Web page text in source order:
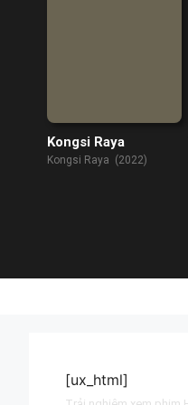
Kongsi Raya
Kongsi Raya (2022)